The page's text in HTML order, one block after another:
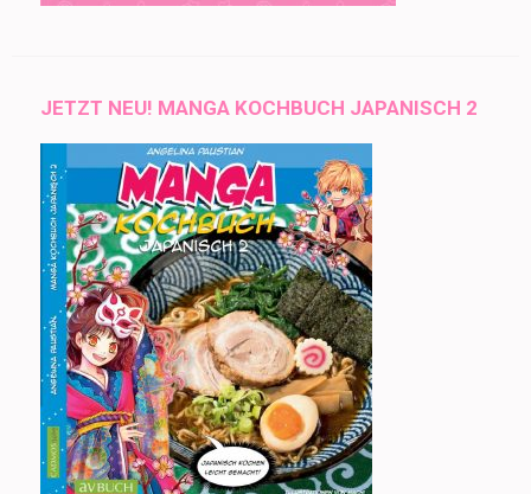
JETZT NEU! MANGA KOCHBUCH JAPANISCH 2